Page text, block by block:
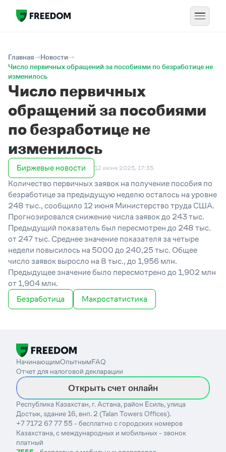
Главная
Новости
Число первичных обращений за пособиями по безработице не
изменилось
Число первичных
обращений за пособиями
по безработице не
изменилось
Биржевые новости 12 июня 2025, 17:35
Количество первичных заявок на получение пособия по
безработице за предыдущую неделю осталось на уровне
248 тыс., сообщило 12 июня Министерство труда США.
Прогнозировался снижение числа заявок до 243 тыс.
Предыдущий показатель был пересмотрен до 248 тыс.
от 247 тыс. Среднее значение показателя за четыре
недели повысилось на 5000 до 240,25 тыс. Общее
число заявок выросло на 8 тыс., до 1,956 млн.
Предыдущее значение было пересмотрено до 1,902 млн
от 1,904 млн.
Безработица
Макростатистика
НачинающимОпытнымFAQ
Отчет для налоговой декларации
Открыть счет онлайн
Республика Казахстан, г. Астана, район Есиль, улица
Достык, здание 16, внп. 2 (Talan Towers Offices).
+7 7172 67 77 55 - бесплатно с городских номеров
Казахстана, с международных и мобильных - звонок
платный